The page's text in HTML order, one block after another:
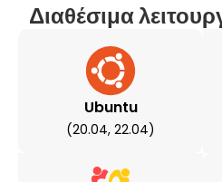
Διαθέσιμα
Ubuntu
(20.04, 22.04)